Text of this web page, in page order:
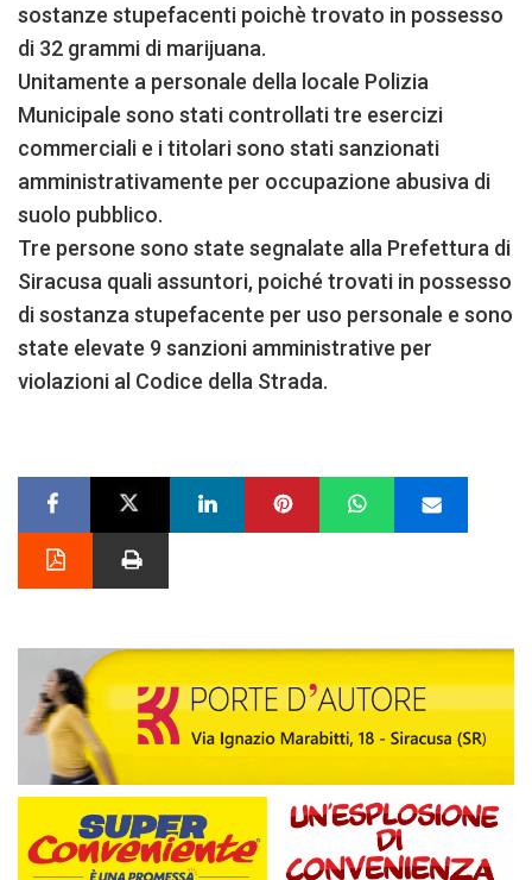
sostanze stupefacenti poichè trovato in possesso
di 32 grammi di marijuana.
Unitamente a personale della locale Polizia
Municipale sono stati controllati tre esercizi
commerciali e i titolari sono stati sanzionati
amministrativamente per occupazione abusiva di
suolo pubblico.
Tre persone sono state segnalate alla Prefettura di
Siracusa quali assuntori, poiché trovati in possesso
di sostanza stupefacente per uso personale e sono
state elevate 9 sanzioni amministrative per
violazioni al Codice della Strada.